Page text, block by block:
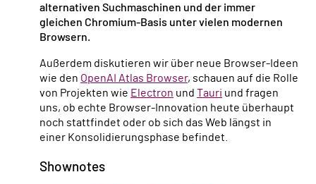
alternativen Suchmaschinen und der immer
gleichen Chromium-Basis unter vielen modernen
Browsern.
Außerdem diskutieren wir über neue Browser-Ideen
wie den OpenAI Atlas Browser, schauen auf die Rolle
von Projekten wie Electron und Tauri und fragen
uns, ob echte Browser-Innovation heute überhaupt
noch stattfindet oder ob sich das Web längst in
einer Konsolidierungsphase befindet.
Shownotes